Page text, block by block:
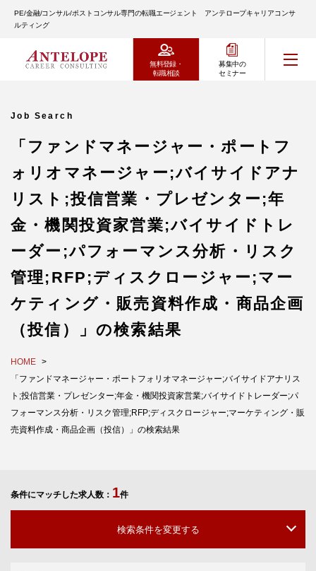
PE/金融/コンサル/ポストコンサル専門の転職エージェント アンテロープキャリアコンサ
ルティング
無料登録・
転職相談
募集中の
セミナー
Job Search
「ファンドマネージャー・ポートフ
ォリオマネージャー;バイサイドアナ
リスト;投信営業・プレゼンター;年
金・機関投資家営業;バイサイドトレ
ーダー;パフォーマンス分析・リスク
管理;RFP;ディスクロージャー;マー
ケティング・販売資料作成・商品企画
（投信）」の検索結果
HOME
「ファンドマネージャー・ポートフォリオマネージャー;バイサイドアナリス
ト;投信営業・プレゼンター;年金・機関投資家営業;バイサイドトレーダー;パ
フォーマンス分析・リスク管理;RFP;ディスクロージャー;マーケティング・販
売資料作成・商品企画（投信）」の検索結果
条件にマッチした求人数： 1件
検索条件を変更する